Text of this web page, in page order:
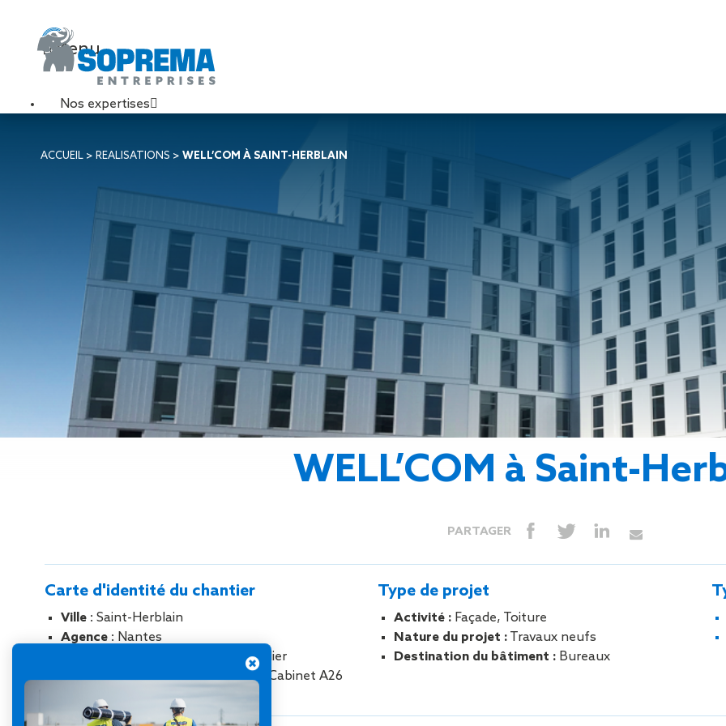
Menu
Nos expertises
Travaux de toiture
Couverture sèche
Éclairage naturel
Étanchéité sur support
Étanchéité sur support
béton
Étanchéité sur support
bois
Gestion des Eaux
Pluviales (GEP)
Hygrométrie
Rafraichissement
adiabatique
amiante/Désamiantage
Ventilation naturelle
double peau
rapporté
Bardage
simple peau
Étanchéité
des parois
Isolation
Thermique par
l’Extérieur
Perméabilité
à l’air
métallerie-serrurerie
Charpente en
collé
métallique
Charpente
mixte acier-
bois
Serrurerie
Soprassistance
Contrat
d’entretien
toiture et
réparation
toiture
terrasse
plat
toiture-
accessible
toiture en
pluviale
fuites
ACCUEIL > REALISATIONS > WELL’COM À SAINT-HERBLAIN
WELL’COM à Saint-
PARTAGER
Carte d'identité du chantier
Ville : Saint-Herblain
Agence : Nantes
Eiffage Immobilier
Maîtres d’œuvre :Cabinet ARS et Cabinet A26
Type de projet
Activité : Façade, Toiture
Nature du projet : Travaux neufs
Destination du bâtiment : Bureaux